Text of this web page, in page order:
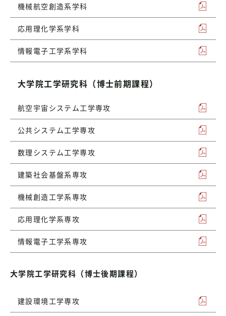
機械航空創造系学科
応用理化学系学科
情報電子工学系学科
大学院工学研究科（博士前期課程）
航空宇宙システム工学専攻
公共システム工学専攻
数理システム工学専攻
建築社会基盤系専攻
機械創造工学系専攻
応用理化学系専攻
情報電子工学系専攻
大学院工学研究科（博士後期課程）
建設環境工学専攻